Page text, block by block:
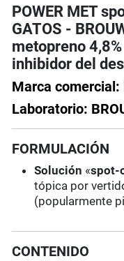
POWER MET
GATOS -
metopreno
inhibidor del
Marca comercial:
Laboratorio:
FORMULACIÓN
Solución «spot-
tópica por
(popularmente
CONTENIDO